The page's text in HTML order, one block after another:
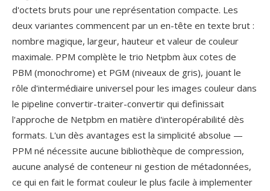
d'octets bruts pour une représentation compacte. Les
deux variantes commencent par un en-tête en texte brut :
nombre magique, largeur, hauteur et valeur de couleur
maximale. PPM complète le trio Netpbm àux cotes de
PBM (monochrome) et PGM (niveaux de gris), jouant le
rôle d'intermédiaire universel pour les images couleur dans
le pipeline convertir-traiter-convertir qui definissait
l'approche de Netpbm en matière d'interopérabilité dès
formats. L'un dès avantages est la simplicité absolue —
PPM né nécessite aucune bibliothèque de compression,
aucune analysé de conteneur ni gestion de métadonnées,
ce qui en fait le format couleur le plus facile à implementer